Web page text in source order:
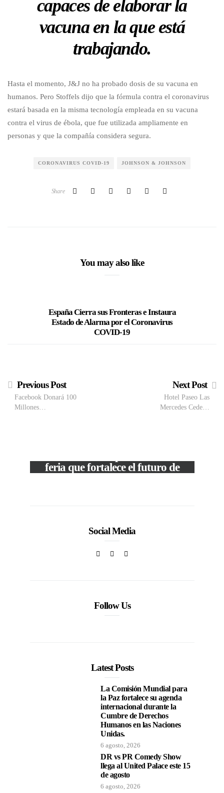
capaces de elaborar la
vacuna en la que está
trabajando.
Hasta el momento, J&J no ha probado dosis de su vacuna en
humanos. Pero Stoffels dijo que la fórmula contra el coronavirus
estará basada en la misma tecnología empleada en su vacuna
contra el virus de ébola, que fue utilizada ampliamente en
personas y que la compañía considera segura.
CORONAVIRUS COVID-19 JOHNSON & JOHNSON
Share
You may also like
España Cierra sus Fronteras e Instaura
Estado de Alarma por el Coronavirus
COVID-19
Previous Post
Facebook Donará 100
Millones…
Next Post
Hotel Paseo Las
Mercedes Cede…
feria que fortalece el futuro de
Social Media
Follow Us
Latest Posts
La Comisión Mundial para
la Paz fortalece su agenda
internacional durante la
Cumbre de Derechos
Humanos en las Naciones
Unidas.
6 agosto, 2026
DR vs PR Comedy Show
llega al United Palace este 15
de agosto
6 agosto, 2026